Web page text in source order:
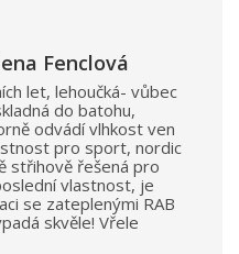
Fenclová
let, lehoučká- vůbec
do batohu,
odvádí vlhkost ven
pro sport, nordic
střihově řešená pro
vlastnost, je
se zateplenými RAB
skvěle! Vřele